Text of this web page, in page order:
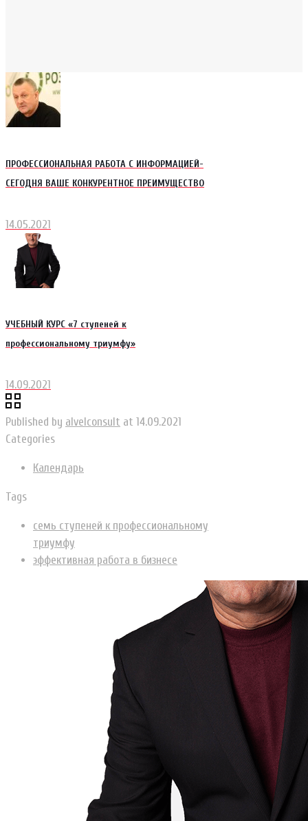
ПРОФЕССИОНАЛЬНАЯ РАБОТА С ИНФОРМАЦИЕЙ-
СЕГОДНЯ ВАШЕ КОНКУРЕНТНОЕ ПРЕИМУЩЕСТВО
14.05.2021
УЧЕБНЫЙ КУРС «7 ступеней к
профессиональному триумфу»
14.09.2021
Published by alvelconsult at 14.09.2021
Categories
Календарь
Tags
семь ступеней к профессиональному
триумфу
эффективная работа в бизнесе